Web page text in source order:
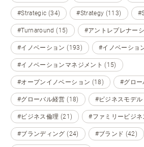
#Strategic (34) #Strategy (113)
#Turnaround (15) #アントレプレナー
#イノベーション (193) #イノベーショ
#イノベーションマネジメント (15)
#オープンイノベーション (18) #グロ
#グローバル経営 (18) #ビジネスモデル
#ビジネス倫理 (21) #ファミリービジネ
#ブランディング (24) #ブランド (42)